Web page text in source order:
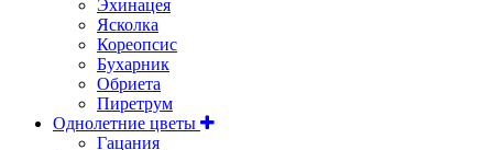
Эхинацея
Ясколка
Кореопсис
Бухарник
Обриета
Пиретрум
Однолетние цветы
Гацания